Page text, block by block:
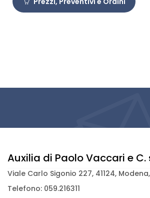
Auxilia di Paolo Vaccari e C.
Viale Carlo Sigonio 227, 41124,
Telefono: 059.216311